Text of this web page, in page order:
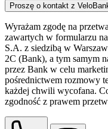
Proszę o kontakt z
Wyrażam zgodę na
zawartych w formularzu
S.A. z siedzibą w
2C (Bank), a tym samym
przez Bank w celu
pośrednictwem rozmowy
każdej chwili wycofana.
zgodność z prawem